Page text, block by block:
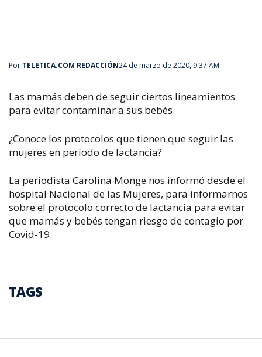
Por TELETICA.COM REDACCIÓN24 de marzo de 2020, 9:37 AM
Las mamás deben de seguir ciertos lineamientos
para evitar contaminar a sus bebés.
¿Conoce los protocolos que tienen que seguir las
mujeres en período de lactancia?
La periodista Carolina Monge nos informó desde el
hospital Nacional de las Mujeres, para informarnos
sobre el protocolo correcto de lactancia para evitar
que mamás y bebés tengan riesgo de contagio por
Covid-19.
TAGS